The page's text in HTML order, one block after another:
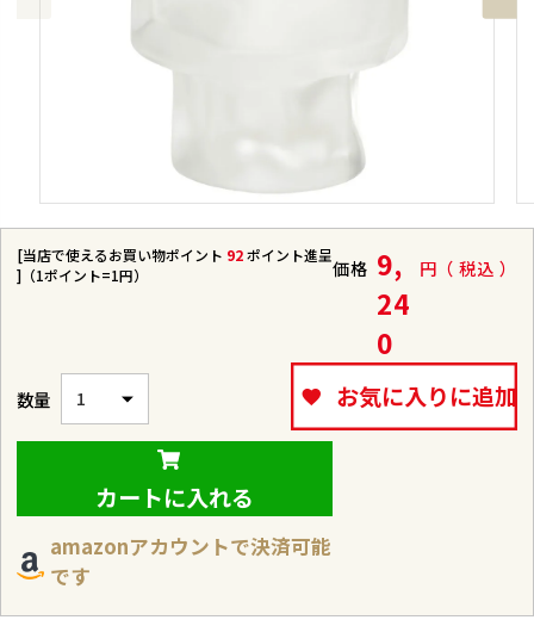
[当店で使えるお買い物ポイント 92ポイント進呈
]（1ポイント=1円）
価格 9,
24
0
税込
お気に入りに追加
カートに入れる
amazonアカウントで決済可能
です